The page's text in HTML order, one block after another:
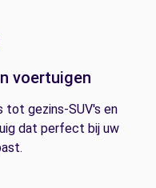
voertuigen
tot gezins-SUV's en
dat perfect bij uw